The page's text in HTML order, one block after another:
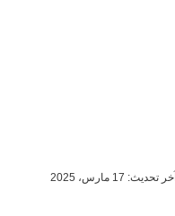
آخر تحديث: 17 مارس، 2025